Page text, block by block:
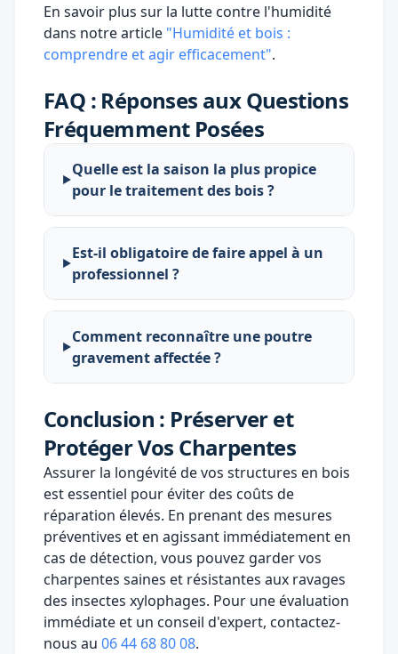
En savoir plus sur la lutte contre l'humidité
dans notre article "Humidité et bois :
comprendre et agir efficacement".
FAQ : Réponses aux Questions
Fréquemment Posées
Quelle est la saison la plus propice
pour le traitement des bois ?
Est-il obligatoire de faire appel à un
professionnel ?
Comment reconnaître une poutre
gravement affectée ?
Conclusion : Préserver et
Protéger Vos Charpentes
Assurer la longévité de vos structures en bois
est essentiel pour éviter des coûts de
réparation élevés. En prenant des mesures
préventives et en agissant immédiatement en
cas de détection, vous pouvez garder vos
charpentes saines et résistantes aux ravages
des insectes xylophages. Pour une évaluation
immédiate et un conseil d'expert, contactez-
nous au 06 44 68 80 08.